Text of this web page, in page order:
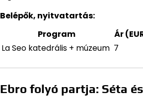
Belépők, nyitvatartás:
Program
Ár
La Seo katedrális + múzeum 7
Ebro folyó partja: Séta